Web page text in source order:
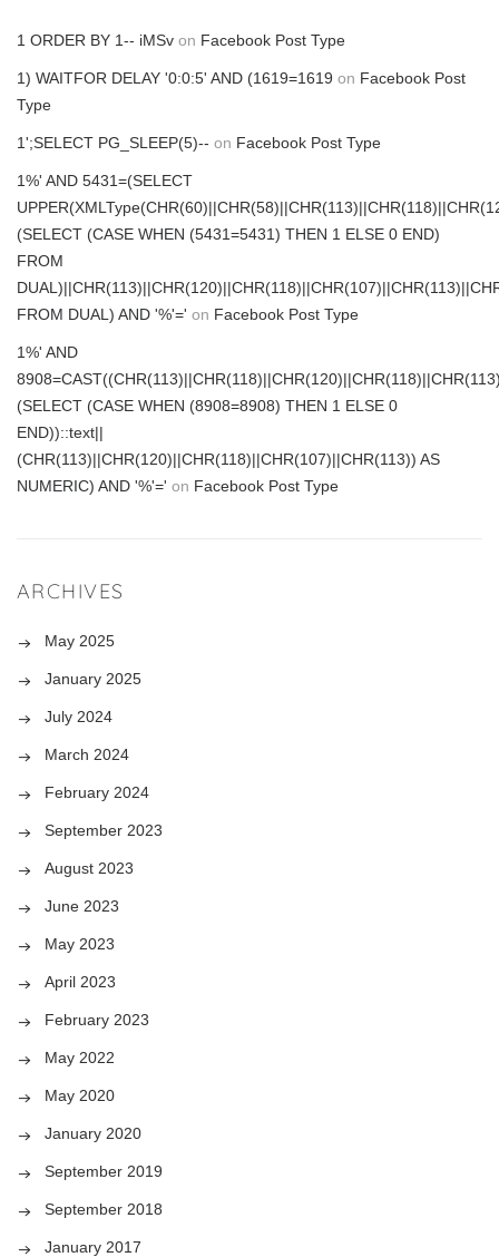
1 ORDER BY 1-- iMSv on Facebook Post Type
1) WAITFOR DELAY '0:0:5' AND (1619=1619 on Facebook Post
Type
1';SELECT PG_SLEEP(5)-- on Facebook Post Type
1%' AND 5431=(SELECT
(SELECT (CASE WHEN (5431=5431) THEN 1 ELSE 0 END)
FROM
FROM DUAL) AND '%'=' on Facebook Post Type
1%' AND
(SELECT (CASE WHEN (8908=8908) THEN 1 ELSE 0
END))::text||
(CHR(113)||CHR(120)||CHR(118)||CHR(107)||CHR(113)) AS
NUMERIC) AND '%'=' on Facebook Post Type
ARCHIVES
May 2025
January 2025
July 2024
March 2024
February 2024
September 2023
August 2023
June 2023
May 2023
April 2023
February 2023
May 2022
May 2020
January 2020
September 2019
September 2018
January 2017